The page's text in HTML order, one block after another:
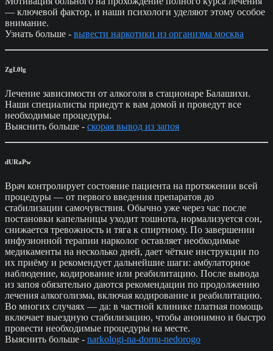
— ключевой фактор, и наши психологи уделяют этому особое
внимание.
Узнать больше - вывести наркотики из организма москва
ZgL0lg
Лечение зависимости от алкоголя в стационаре Балашихи.
Наши специалисты приедут к вам домой и проведут все
необходимые процедуры.
Выяснить больше - скорая вывод из запоя
dURaPw
Врач контролирует состояние пациента на протяжении всей
процедуры — от первого введения препаратов до
стабилизации самочувствия. Обычно уже через час после
постановки капельницы уходит тошнота, нормализуется сон,
снижается тревожность и тяга к спиртному. По завершении
инфузионной терапии нарколог оставляет необходимые
медикаменты на несколько дней, дает чёткие инструкции по
их приёму и рекомендует дальнейшие шаги: амбулаторное
наблюдение, кодирование или реабилитацию. После вывода
из запоя обязательно даются рекомендации по продолжению
лечения алкоголизма, включая кодирование и реабилитацию.
Во многих случаях — да: в частной клинике платная помощь
включает выездную стабилизацию, чтобы анонимно и быстро
провести необходимые процедуры на месте.
Выяснить больше - narkologi-na-domu-nedorogo